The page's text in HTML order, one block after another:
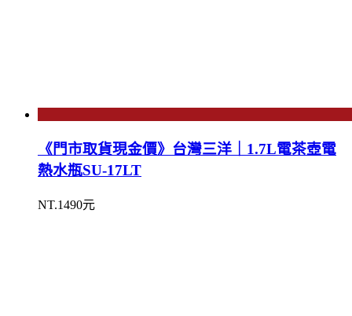
《門市取貨現金價》台灣三洋｜1.7L電茶壺電
熱水瓶SU-17LT
NT.1490元